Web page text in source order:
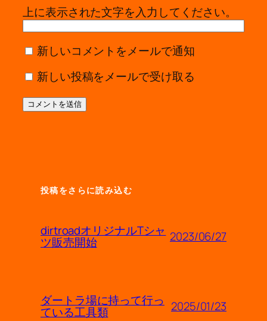
上に表示された文字を入力してください。
新しいコメントをメールで通知
新しい投稿をメールで受け取る
投稿をさらに読み込む
dirtroadオリジナルTシャ
ツ販売開始 2023/06/27
ダートラ場に持って行っ
ている工具類 2025/01/23